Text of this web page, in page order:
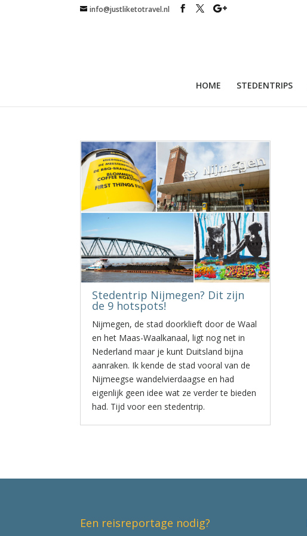
info@justliketotravel.nl
HOME STEDENTRIPS
Stedentrip Nijmegen? Dit zijn
de 9 hotspots!
Nijmegen, de stad doorklieft door de Waal
en het Maas-Waalkanaal, ligt nog net in
Nederland maar je kunt Duitsland bijna
aanraken. Ik kende de stad vooral van de
Nijmeegse wandelvierdaagse en had
eigenlijk geen idee wat ze verder te bieden
had. Tijd voor een stedentrip.
Een reisreportage nodig?